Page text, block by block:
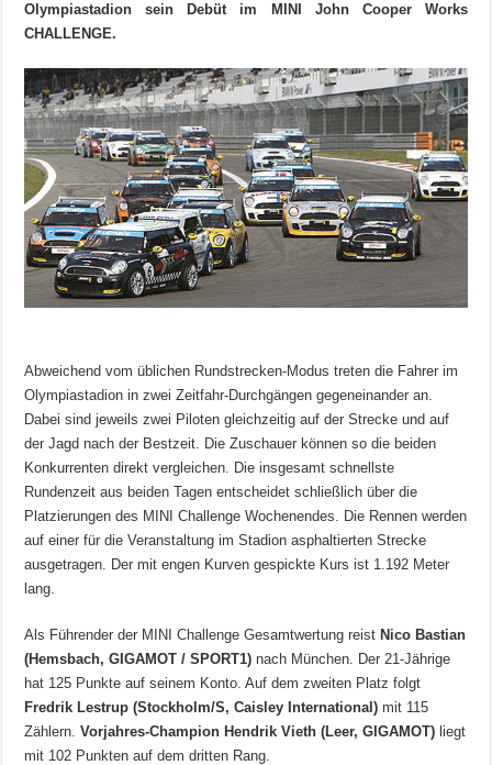
Olympiastadion sein Debüt im MINI John Cooper Works
CHALLENGE.
Abweichend vom üblichen Rundstrecken-Modus treten die Fahrer im
Olympiastadion in zwei Zeitfahr-Durchgängen gegeneinander an.
Dabei sind jeweils zwei Piloten gleichzeitig auf der Strecke und auf
der Jagd nach der Bestzeit. Die Zuschauer können so die beiden
Konkurrenten direkt vergleichen. Die insgesamt schnellste
Rundenzeit aus beiden Tagen entscheidet schließlich über die
Platzierungen des MINI Challenge Wochenendes. Die Rennen werden
auf einer für die Veranstaltung im Stadion asphaltierten Strecke
ausgetragen. Der mit engen Kurven gespickte Kurs ist 1.192 Meter
lang.
Als Führender der MINI Challenge Gesamtwertung reist Nico Bastian
(Hemsbach, GIGAMOT / SPORT1) nach München. Der 21-Jährige
hat 125 Punkte auf seinem Konto. Auf dem zweiten Platz folgt
Fredrik Lestrup (Stockholm/S, Caisley International) mit 115
Zählern.Vorjahres-Champion Hendrik Vieth (Leer, GIGAMOT) liegt
mit 102 Punkten auf dem dritten Rang.